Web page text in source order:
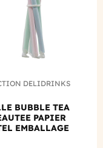
DELIDRINKS
BUBBLE TEA
PAPIER
EMBALLAGE